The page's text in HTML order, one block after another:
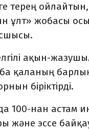
терең ойлайтын,
ұлт» жобасы
ақын-
қаланың
біріктірді.
100-нан астам
және эссе